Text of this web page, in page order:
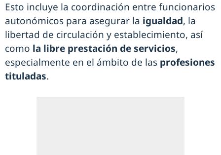
Esto incluye la coordinación entre funcionarios
autonómicos para asegurar la igualdad, la
libertad de circulación y establecimiento, así
como la libre prestación de servicios,
especialmente en el ámbito de las profesiones
tituladas.